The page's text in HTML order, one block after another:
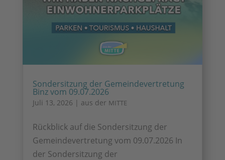
Sondersitzung der Gemeindevertretung
Binz vom 09.07.2026
Juli 13, 2026 | aus der MITTE
Rückblick auf die Sondersitzung der
Gemeindevertretung vom 09.07.2026 In
der Sondersitzung der